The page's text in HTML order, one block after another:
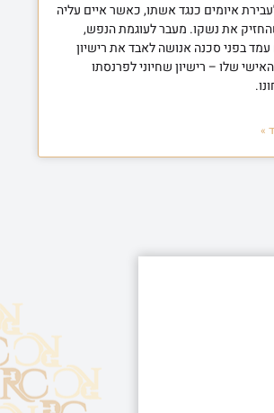
איומים כנגד אשתו, כאשר איים עליה
את נשקו. מעבר לעוגמת הנפש,
בפני סכנה אנושה לאבד את רישיון
שלו – רישיון שחיוני לפרנסתו
»